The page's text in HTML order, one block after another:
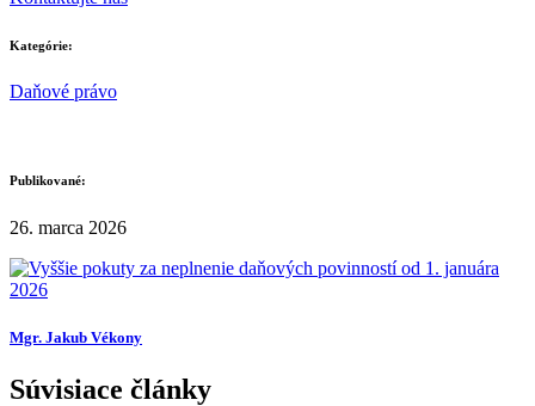
Kategórie:
Daňové právo
Publikované:
26. marca 2026
Mgr. Jakub Vékony
Súvisiace články